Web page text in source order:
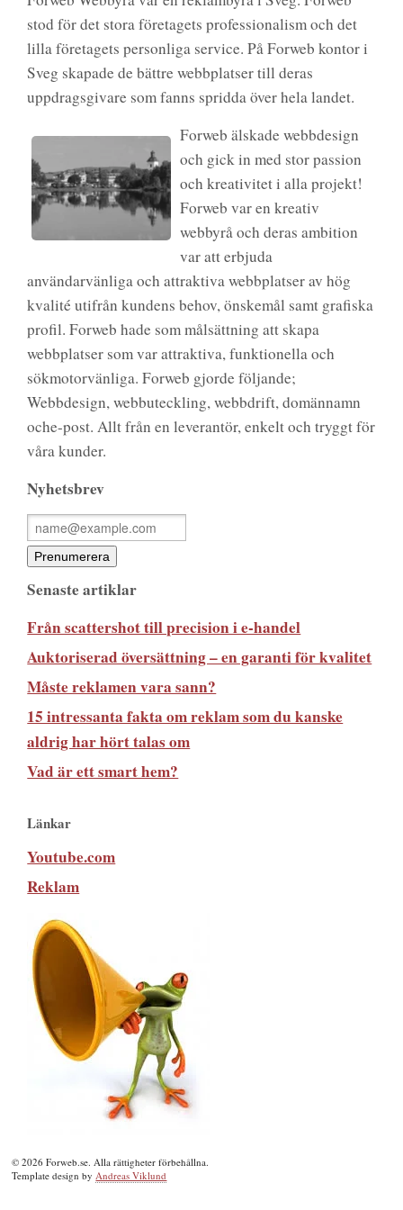
stod för det stora företagets professionalism och det
lilla företagets personliga service. På Forweb kontor i
Sveg skapade de bättre webbplatser till deras
uppdragsgivare som fanns spridda över hela landet.
Forweb älskade webbdesign
och gick in med stor passion
och kreativitet i alla projekt!
Forweb var en kreativ
webbyrå och deras ambition
var att erbjuda
användarvänliga och attraktiva webbplatser av hög
kvalité utifrån kundens behov, önskemål samt grafiska
profil. Forweb hade som målsättning att skapa
webbplatser som var attraktiva, funktionella och
sökmotorvänliga. Forweb gjorde följande;
Webbdesign, webbuteckling, webbdrift, domännamn
oche-post. Allt från en leverantör, enkelt och tryggt för
våra kunder.
Nyhetsbrev
Senaste artiklar
Från scattershot till precision i e-handel
Auktoriserad översättning – en garanti för kvalitet
Måste reklamen vara sann?
15 intressanta fakta om reklam som du kanske
aldrig har hört talas om
Vad är ett smart hem?
Länkar
Youtube.com
Reklam
© 2026 Forweb.se. Alla rättigheter förbehållna.
Template design by Andreas Viklund